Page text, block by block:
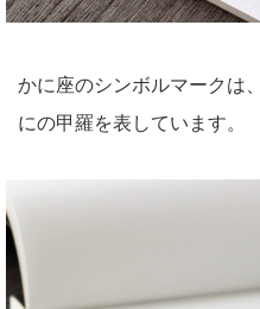
かに座のシンボルマークは
にの甲羅を表しています。